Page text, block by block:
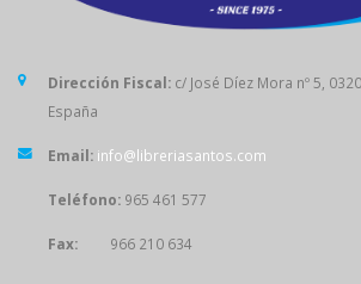
Dirección Fiscal: c/ José Díez Mora nº 5,
España
Email: info@libreriasantos.com
Teléfono: 965 461 577
Fax: 966 210 634